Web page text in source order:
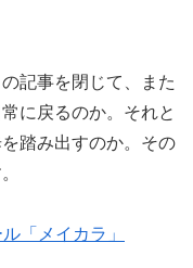
記事を閉じて、また
に戻るのか。それと
踏み出すのか。その
「メイカラ」